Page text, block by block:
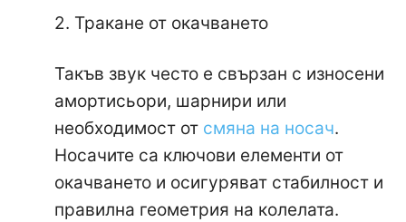
2. Тракане от окачването
Такъв звук често е свързан с износени
амортисьори, шарнири или
необходимост от смяна на носач.
Носачите са ключови елементи от
окачването и осигуряват стабилност и
правилна геометрия на колелата.